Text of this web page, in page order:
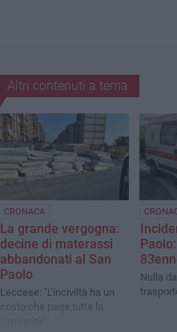
Altri contenuti a tema
CRONACA
La grande vergogna:
decine di materassi
abbandonati al San
Paolo
Leccese: "L'inciviltà ha un
costo che paga tutta la
Nulla